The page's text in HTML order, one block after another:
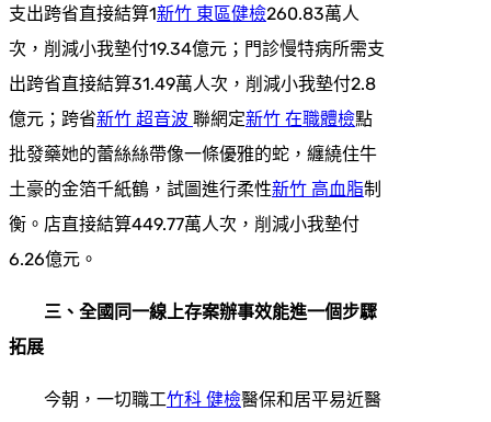
支出跨省直接結算1新竹 東區健檢260.83萬人
次，削減小我墊付19.34億元；門診慢特病所需支
出跨省直接結算31.49萬人次，削減小我墊付2.8
億元；跨省新竹 超音波 聯網定新竹 在職體檢點
批發藥她的蕾絲絲帶像一條優雅的蛇，纏繞住牛
土豪的金箔千紙鶴，試圖進行柔性新竹 高血脂制
衡。店直接結算449.77萬人次，削減小我墊付
6.26億元。
三、全國同一線上存案辦事效能進一個步驟
拓展
今朝，一切職工竹科 健檢醫保和居平易近醫